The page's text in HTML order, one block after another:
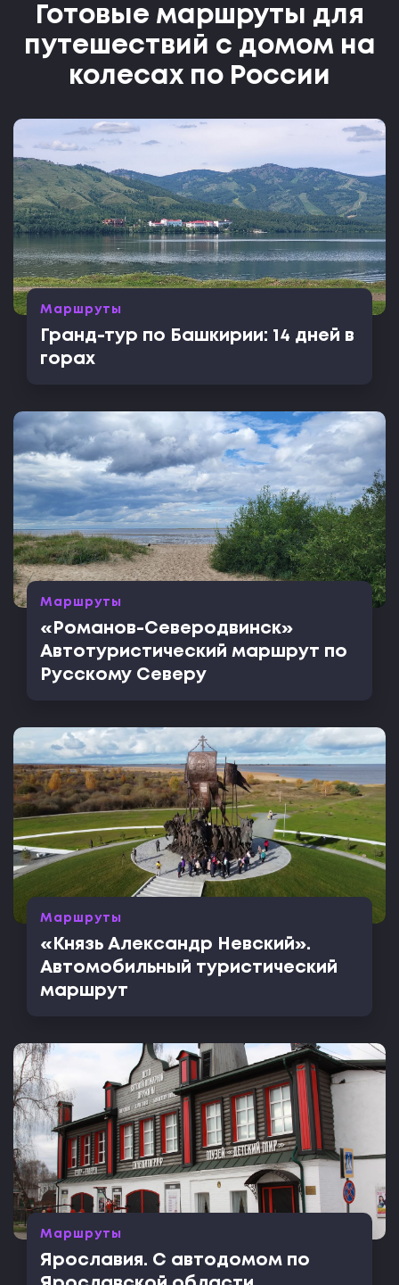
Готовые маршруты для
путешествий с домом на
колесах по России
Маршруты
Гранд-тур по Башкирии: 14 дней в
горах
Маршруты
«Романов-Северодвинск»
Автотуристический маршрут по
Русскому Северу
Маршруты
«Князь Александр Невский».
Автомобильный туристический
маршрут
Маршруты
Ярославия. С автодомом по